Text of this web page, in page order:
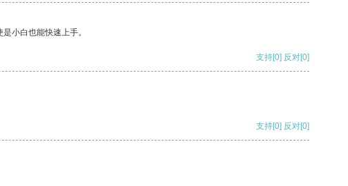
小白也能快速上手。
支持[0] 反对[0]
支持[0] 反对[0]